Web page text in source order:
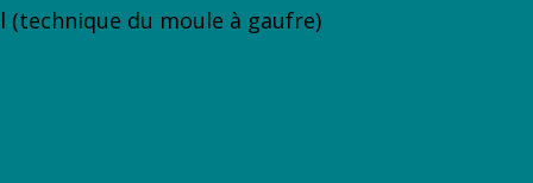
(technique du moule à gaufre)